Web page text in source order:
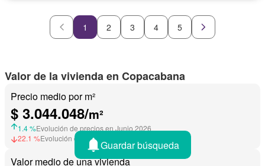
1 2 3 4 5
Valor de la vivienda en Copacabana
Precio medio por m²
$ 3.044.048/m²
1.4 %Evolución de precios en Junio 2026
22.1 %Evolución de precios en Julio 2025
Valor medio de una vivienda
Guardar búsqueda